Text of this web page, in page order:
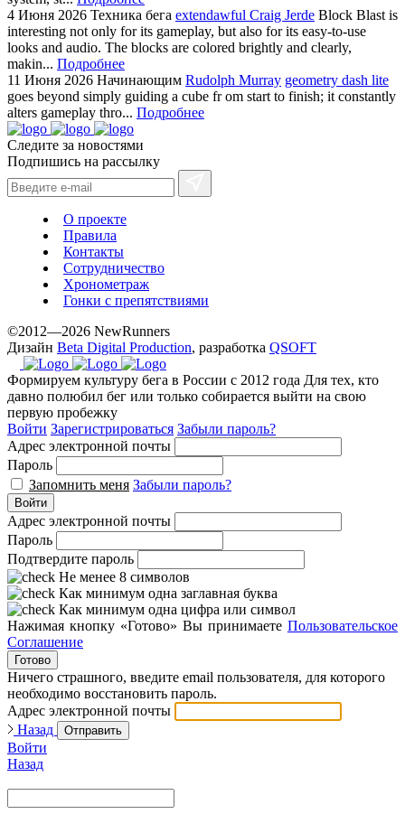
4 Июня 2026 Техника бега extendawful Craig Jerde Block Blast is
interesting not only for its gameplay, but also for its easy-to-use
looks and audio. The blocks are colored brightly and clearly,
makin... Подробнее
11 Июня 2026 Начинающим Rudolph Murray geometry dash lite
goes beyond simply guiding a cube fr om start to finish; it constantly
alters gameplay thro... Подробнее
Следите за новостями
Подпишись на рассылку
О проекте
Правила
Контакты
Сотрудничество
Хронометраж
Гонки с препятствиями
©2012—2026 NewRunners
Дизайн Beta Digital Production, разработка QSOFT
Формируем культуру бега в России с 2012 года Для тех, кто
давно полюбил бег или только собирается выйти на свою
первую пробежку
Войти Зарегистрироваться Забыли пароль?
Адрес электронной почты
Пароль
Запомнить меня Забыли пароль?
Войти
Адрес электронной почты
Пароль
Подтвердите пароль
Не менее 8 символов
Как минимум одна заглавная буква
Как минимум одна цифра или символ
Нажимая кнопку «Готово» Вы принимаете Пользовательское
Соглашение
Готово
Ничего страшного, введите email пользователя, для которого
необходимо восстановить пароль.
Адрес электронной почты
Назад
Отправить
Войти
Назад